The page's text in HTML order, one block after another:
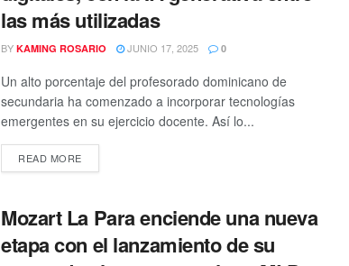
las más utilizadas
BY KAMING ROSARIO JUNIO 17, 2025 0
Un alto porcentaje del profesorado dominicano de
secundaria ha comenzado a incorporar tecnologías
emergentes en su ejercicio docente. Así lo...
READ MORE
Mozart La Para enciende una nueva
etapa con el lanzamiento de su